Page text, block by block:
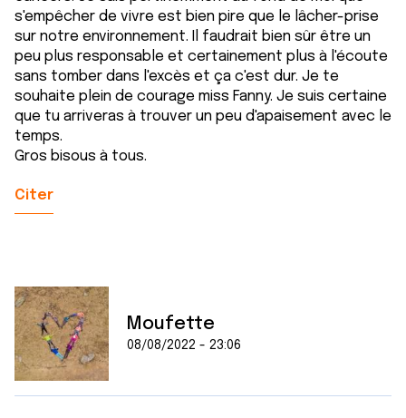
s'empêcher de vivre est bien pire que le lâcher-prise
sur notre environnement. Il faudrait bien sûr être un
peu plus responsable et certainement plus à l'écoute
sans tomber dans l'excès et ça c'est dur. Je te
souhaite plein de courage miss Fanny. Je suis certaine
que tu arriveras à trouver un peu d'apaisement avec le
temps.
Gros bisous à tous.
Citer
Moufette
08/08/2022 - 23:06